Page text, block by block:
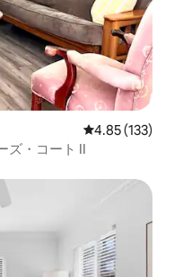
レビュー133
4.85 (133)
ズ・コート II